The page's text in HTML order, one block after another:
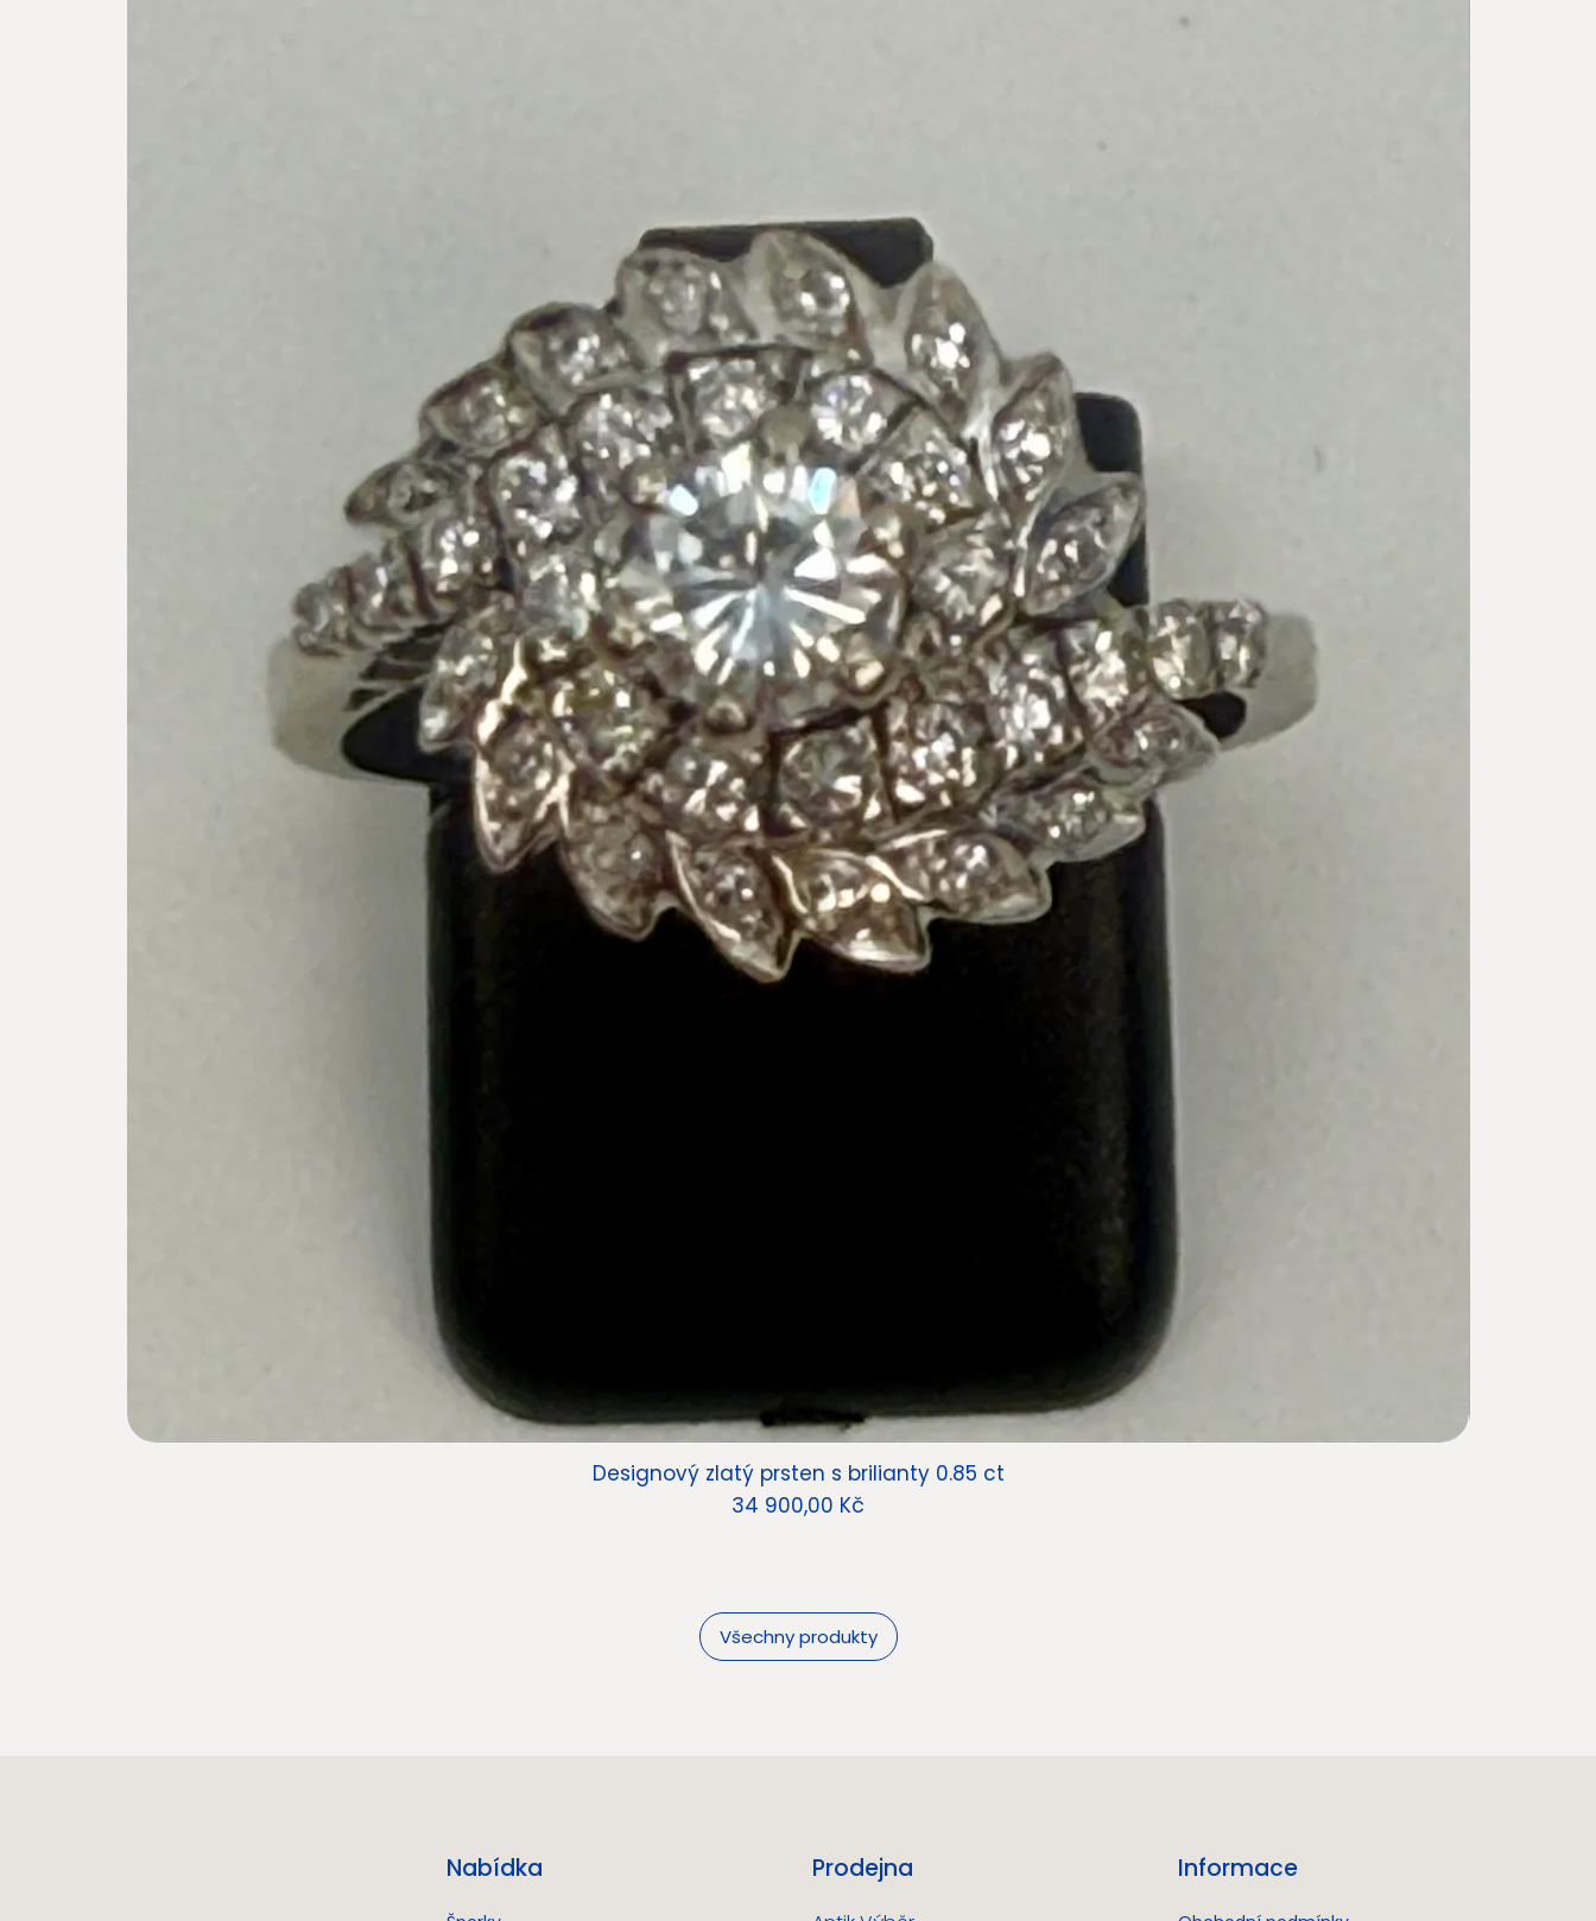
Všechny produkty
Designový zlatý prsten s brilianty 0.85 ct
Cena
34 900,00 Kč
Nabídka Prodejna Informace